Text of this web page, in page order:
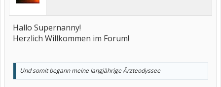
Hallo Supernanny!
Herzlich Willkommen im Forum!
Und somit begann meine langjährige Ärzteodyssee